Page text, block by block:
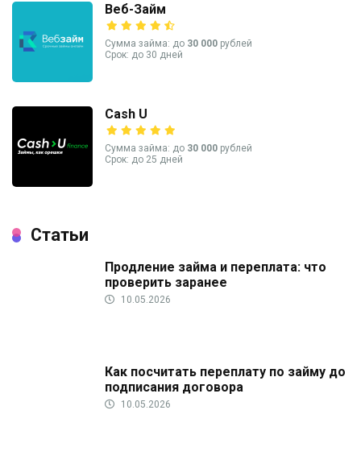
Веб-Займ
Сумма займа: до 30 000 рублей
Срок: до 30 дней
Cash U
Сумма займа: до 30 000 рублей
Срок: до 25 дней
Статьи
Продление займа и переплата: что
проверить заранее
10.05.2026
Как посчитать переплату по займу до
подписания договора
10.05.2026